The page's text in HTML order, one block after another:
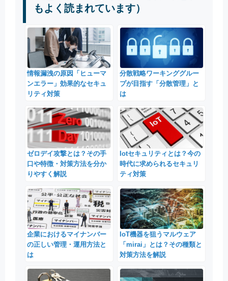
もよく読まれています）
情報漏洩の原因「ヒューマ
ンエラー」効果的なセキュ
リティ対策
分散戦略ワーキンググルー
プが目指す「分散管理」と
は
ゼロデイ攻撃とは？その手
口や特徴・対策方法を分か
りやすく解説
Iotセキュリティとは？今の
時代に求められるセキュリ
ティ対策
企業におけるマイナンバー
の正しい管理・運用方法と
は
IoT機器を狙うマルウェア
「mirai」とは？その種類と
対策方法を解説